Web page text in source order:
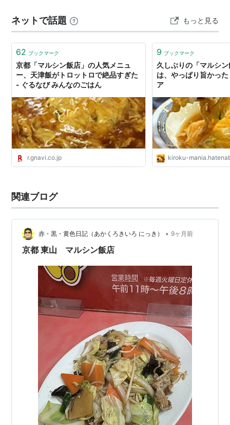
ネットで話題 もっと見る
62 ブックマーク
京都「マルシン飯店」の人気メニュ
ー、天津飯がトロットロで絶品すぎた
- ぐるなび みんなのごはん
r.gnavi.co.jp
9 ブックマーク
久しぶりの「マルシ
は、やっぱり旨かっ
ア
kiroku-
関連ブログ
赤・黒・黄色日記（あかくろきいろ にっき） • 9ヶ月前
京都 東山 マルシン飯店